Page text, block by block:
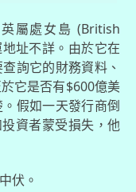
屬處女島 (British
址不詳。由於它在
詢它的財務資料、
它是否有$600億美
假如一天發行商倒
資者蒙受損失，他
伏。